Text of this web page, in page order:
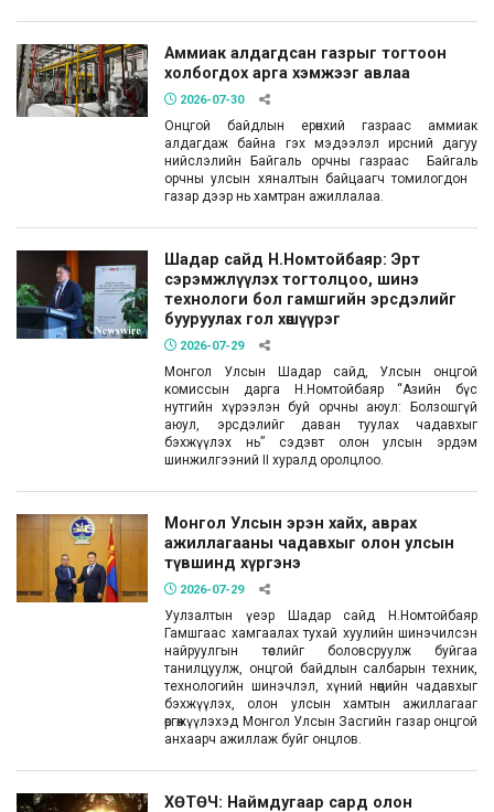
Аммиак алдагдсан газрыг тогтоон
холбогдох арга хэмжээг авлаа
2026-07-30
Онцгой байдлын ерөнхий газраас аммиак
алдагдаж байна гэх мэдээлэл ирсний дагуу
нийслэлийн Байгаль орчны газраас Байгаль
орчны улсын хяналтын байцаагч томилогдон
газар дээр нь хамтран ажиллалаа.
Шадар сайд Н.Номтойбаяр: Эрт
сэрэмжлүүлэх тогтолцоо, шинэ
технологи бол гамшгийн эрсдэлийг
бууруулах гол хөшүүрэг
2026-07-29
Монгол Улсын Шадар сайд, Улсын онцгой
комиссын дарга Н.Номтойбаяр “Азийн бүс
нутгийн хүрээлэн буй орчны аюул: Болзошгүй
аюул, эрсдэлийг даван туулах чадавхыг
бэхжүүлэх нь” сэдэвт олон улсын эрдэм
шинжилгээний II хуралд оролцлоо.
Монгол Улсын эрэн хайх, аврах
ажиллагааны чадавхыг олон улсын
түвшинд хүргэнэ
2026-07-29
Уулзалтын үеэр Шадар сайд Н.Номтойбаяр
Гамшгаас хамгаалах тухай хуулийн шинэчилсэн
найруулгын төслийг боловсруулж буйгаа
танилцуулж, онцгой байдлын салбарын техник,
технологийн шинэчлэл, хүний нөөцийн чадавхыг
бэхжүүлэх, олон улсын хамтын ажиллагааг
өргөжүүлэхэд Монгол Улсын Засгийн газар онцгой
анхаарч ажиллаж буйг онцлов.
ХӨТӨЧ: Наймдугаар сард олон